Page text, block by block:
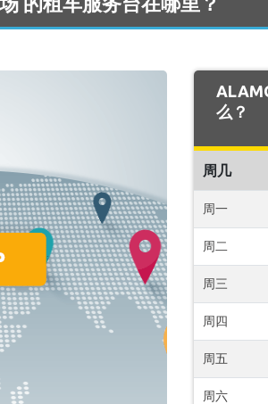
么？
周几
周一
周二
周三
周四
周五
周六